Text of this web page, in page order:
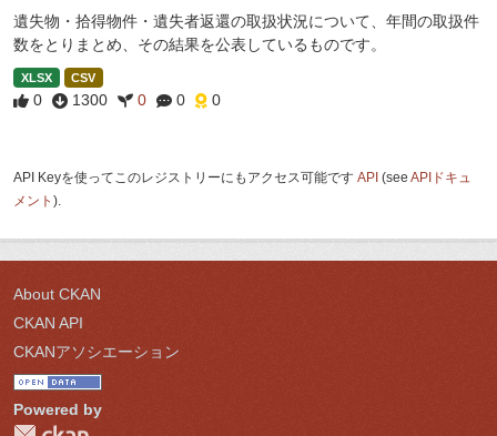
遺失物・拾得物件・遺失者返還の取扱状況について、年間の取扱件
数をとりまとめ、その結果を公表しているものです。
XLSX CSV
0 1300 0 0 0
API Keyを使ってこのレジストリーにもアクセス可能です API (see APIドキュ
メント ).
About CKAN
CKAN API
CKANアソシエーション
Powered by